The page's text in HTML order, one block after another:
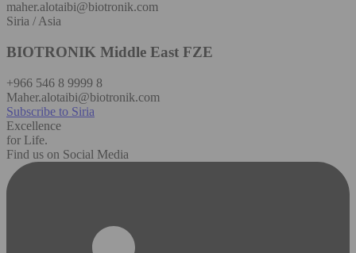
maher.alotaibi@biotronik.com
Siria / Asia
BIOTRONIK Middle East FZE
+966 546 8 9999 8
Maher.alotaibi@biotronik.com
Subscribe to Siria
Excellence
for Life.
Find us on Social Media